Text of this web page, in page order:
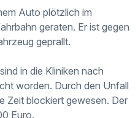
Auto plötzlich im
geraten. Er ist gegen
geprallt.
in die Kliniken nach
worden. Durch den Unfall
Zeit blockiert gewesen. Der
Euro.